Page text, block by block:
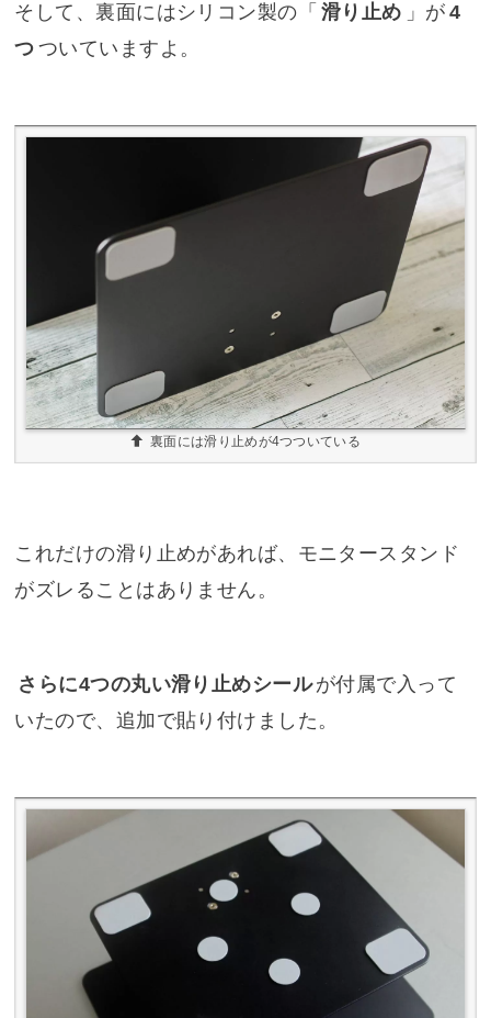
そして、裏面にはシリコン製の「 滑り止め 」が 4
つ ついていますよ。
裏面には滑り止めが4つついている
これだけの滑り止めがあれば、モニタースタンド
がズレることはありません。
さらに4つの丸い滑り止めシールが付属で入って
いたので、追加で貼り付けました。